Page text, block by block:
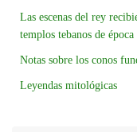
Las escenas del rey
templos tebanos de época
Notas sobre los conos
Leyendas mitológicas